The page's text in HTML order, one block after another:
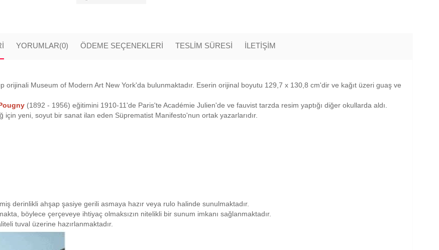
YORUMLAR(0) ÖDEME SEÇENEKLERI TESLİM SÜRESİ İLETİŞİM
Museum of Modern Art New York'da bulunmaktadır. Eserin orijinal boyutu 129,7 x 130,8 cm'dir ve kağıt üzeri guaş ve
(1892 - 1956) eğitimini 1910-11'de Paris'te Académie Julien'de ve fauvist tarzda resim yaptığı diğer okullarda aldı.
yeni, soyut bir sanat ilan eden Süprematist Manifesto'nun ortak yazarlarıdır.
derinlikli ahşap şasiye gerili asmaya hazır veya rulo halinde sunulmaktadır.
böylece çerçeveye ihtiyaç olmaksızın nitelikli bir sunum imkanı sağlanmaktadır.
tuval üzerine hazırlanmaktadır.